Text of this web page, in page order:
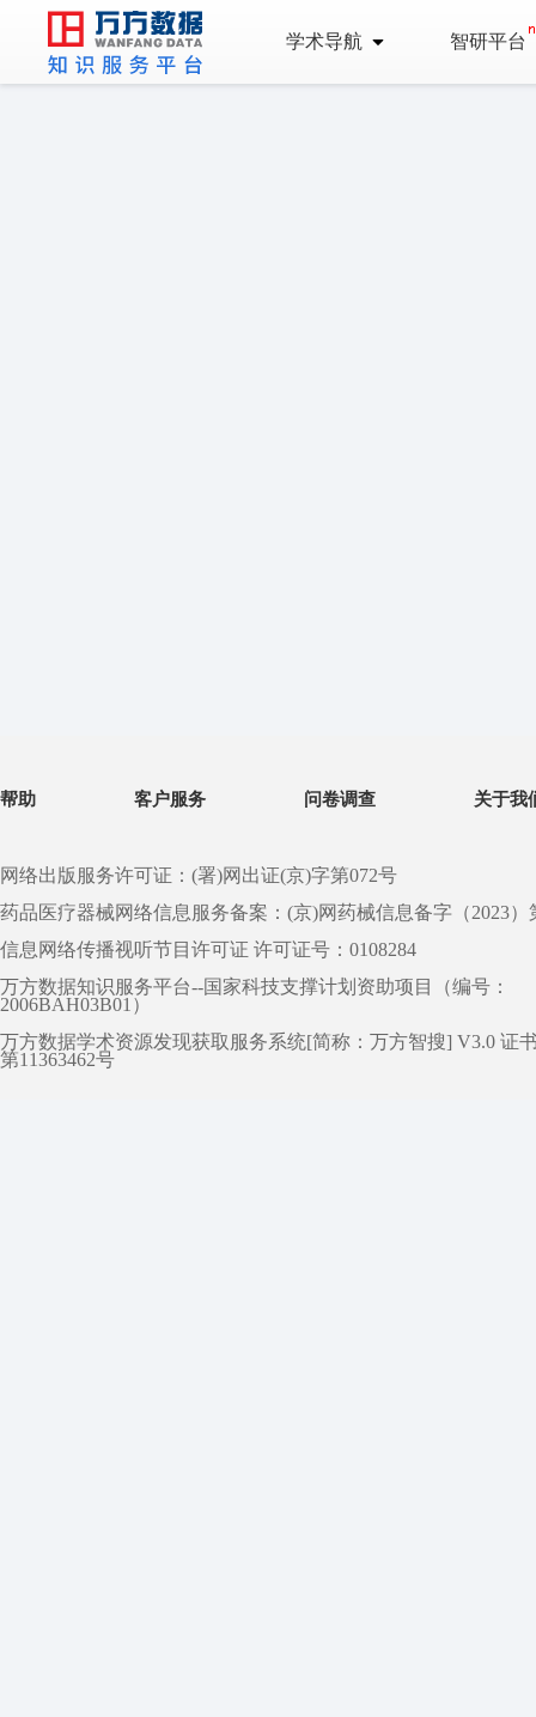
学术导航 智研平台
帮助 客户服务 问卷调查 关于我
网络出版服务许可证：(署)网出证(京)字第072号
药品医疗器械网络信息服务备案：(京)网药械信息备字（2023）
信息网络传播视听节目许可证 许可证号：0108284
万方数据知识服务平台--国家科技支撑计划资助项目（编号：
2006BAH03B01）
万方数据学术资源发现获取服务系统[简称：万方智搜] V3.0 证
第11363462号